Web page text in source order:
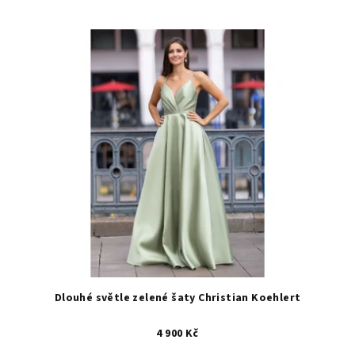
Dlouhé světle zelené šaty Christian Koehlert
4 900 Kč